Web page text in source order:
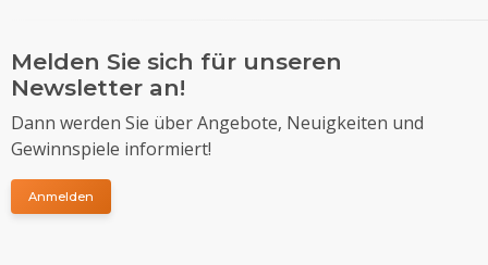
Melden Sie sich für unseren
Newsletter an!
Dann werden Sie über Angebote, Neuigkeiten und
Gewinnspiele informiert!
Anmelden